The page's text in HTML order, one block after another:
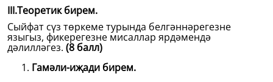
III.Теоретик бирем.
Сыйфат сүз төркеме турында белгәннәрегезне
языгыз, фикерегезне мисаллар ярдәмендә
дәлилләгез. (8 балл)
Гамәли-иҗади бирем.